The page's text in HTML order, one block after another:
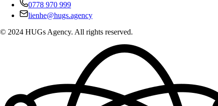
0778 970 999
lienhe@hugs.agency
© 2024 HUGs Agency. All rights reserved.